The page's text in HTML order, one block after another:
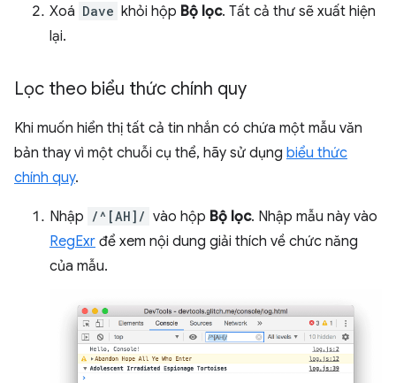
Xoá Dave khỏi hộp Bộ lọc. Tất cả thư sẽ xuất hiện
lại.
Lọc theo biểu thức chính quy
Khi muốn hiển thị tất cả tin nhắn có chứa một mẫu văn
bản thay vì một chuỗi cụ thể, hãy sử dụng biểu thức
chính quy.
Nhập /^[AH]/ vào hộp Bộ lọc. Nhập mẫu này vào
RegExr để xem nội dung giải thích về chức năng
của mẫu.